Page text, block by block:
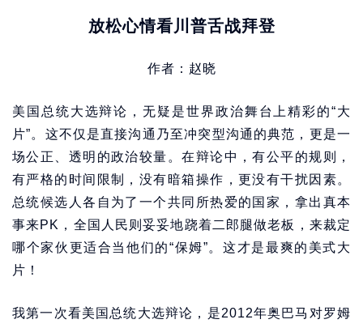
放松心情看川普舌战拜登
作者：赵晓
美国总统大选辩论，无疑是世界政治舞台上精彩的“大
片”。这不仅是直接沟通乃至冲突型沟通的典范，更是一
场公正、透明的政治较量。在辩论中，有公平的规则，
有严格的时间限制，没有暗箱操作，更没有干扰因素。
总统候选人各自为了一个共同所热爱的国家，拿出真本
事来PK，全国人民则妥妥地跷着二郎腿做老板，来裁定
哪个家伙更适合当他们的“保姆”。这才是最爽的美式大
片！
我第一次看美国总统大选辩论，是2012年奥巴马对罗姆